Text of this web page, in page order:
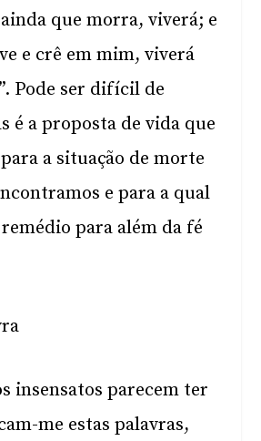
que morra, viverá; e
e crê em mim, viverá
Pode ser difícil de
é a proposta de vida que
a situação de morte
e para a qual
para além da fé
insensatos parecem ter
me estas palavras,